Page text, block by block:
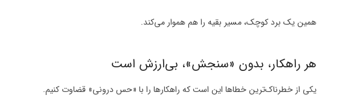
همین یک برد کوچک، مسیر بقیه را هم هموار می‌کند.
هر راهکار، بدون «سنجش»، بی‌ارزش است
یکی از خطرناک‌ترین خطاها این است که راهکارها را با «حس درونی» قضاوت کنیم.